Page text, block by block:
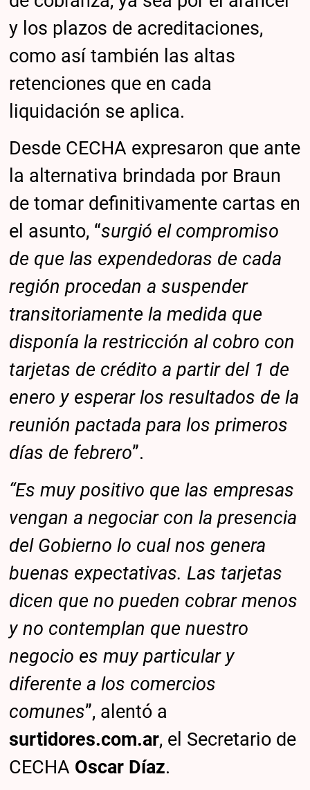
y los plazos de acreditaciones,
como así también las altas
retenciones que en cada
liquidación se aplica.
Desde CECHA expresaron que ante
la alternativa brindada por Braun
de tomar definitivamente cartas en
el asunto, “surgió el compromiso
de que las expendedoras de cada
región procedan a suspender
transitoriamente la medida que
disponía la restricción al cobro con
tarjetas de crédito a partir del 1 de
enero y esperar los resultados de la
reunión pactada para los primeros
días de febrero”.
“Es muy positivo que las empresas
vengan a negociar con la presencia
del Gobierno lo cual nos genera
buenas expectativas. Las tarjetas
dicen que no pueden cobrar menos
y no contemplan que nuestro
negocio es muy particular y
diferente a los comercios
comunes”, alentó a
surtidores.com.ar, el Secretario de
CECHA Oscar Díaz.